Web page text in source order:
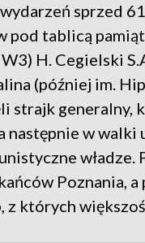
sprzed
pod tablicą
H. Cegielski
(później im.
strajk generalny,
w walki
Poznania,
z których